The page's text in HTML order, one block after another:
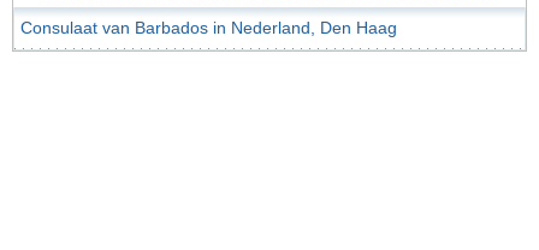
Consulaat van Barbados in Nederland, Den Haag